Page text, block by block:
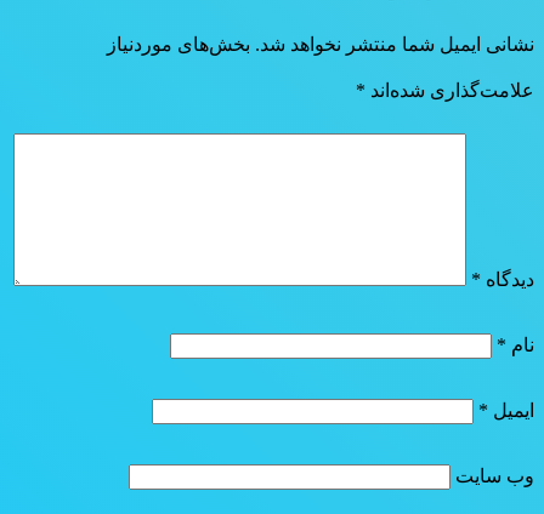
نشانی ایمیل شما منتشر نخواهد شد. بخش‌های موردنیاز
علامت‌گذاری شده‌اند *
دیدگاه *
نام *
ایمیل *
وب‌ سایت